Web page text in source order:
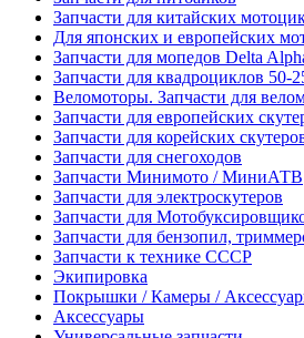
Запчасти для китайских
Для японских и европейских
Запчасти для мопедов Delta
Запчасти для квадроциклов 50-
Веломоторы. Запчасти для
Запчасти для европейских
Запчасти для корейских
Запчасти для снегоходов
Запчасти Минимото / МиниАТВ
Запчасти для электроскутеров
Запчасти для
Запчасти для бензопил,
Запчасти к технике СССР
Экипировка
Покрышки / Камеры /
Аксессуары